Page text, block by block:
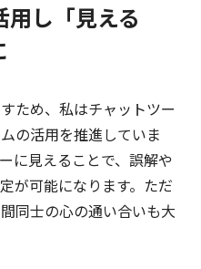
し「見える
ため、私はチャットツー
の活用を推進していま
に見えることで、誤解や
が可能になります。ただ
同士の心の通い合いも大